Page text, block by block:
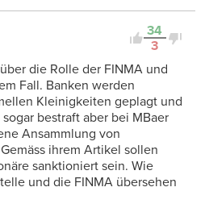
34
3
die Rolle der FINMA und
Fall. Banken werden
Kleinigkeiten geplagt und
bestraft aber bei MBaer
Ansammlung von
ihrem Artikel sollen
sanktioniert sein. Wie
und die FINMA übersehen